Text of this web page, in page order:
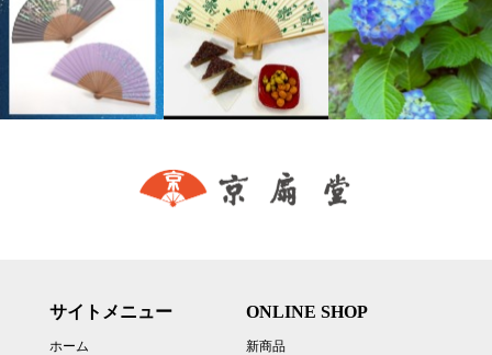
サイトメニュー
ホーム
ONLINE SHOP
新商品